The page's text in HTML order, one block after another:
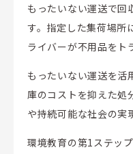
もったいない運送で回
す。指定した集荷場所
ライバーが不用品をト
もったいない運送を活
庫のコストを抑えた処
や持続可能な社会の実
環境教育の第1ステッ